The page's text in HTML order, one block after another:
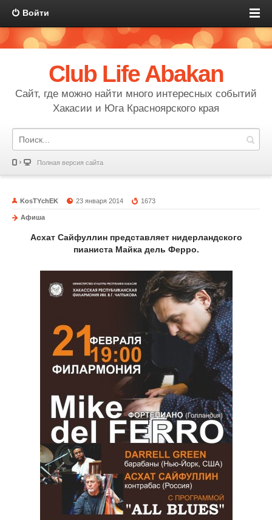
Войти
Club Life Abakan
Сайт, где можно найти много интересных событий
Хакасии и Юга Красноярского края
Полная версия сайта
KosTYchEK 23 января 2014 1673
Афиша
Асхат Сайфуллин представляет нидерландского
пианиста Майка дель Ферро.